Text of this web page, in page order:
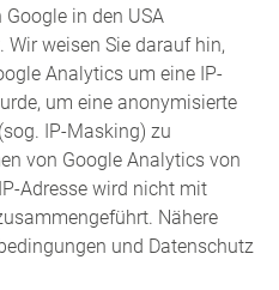
Google in den USA
weisen Sie darauf hin,
Analytics um eine IP-
um eine anonymisierte
IP-Masking) zu
von Google Analytics von
Adresse wird nicht mit
Nähere
und Datenschutz